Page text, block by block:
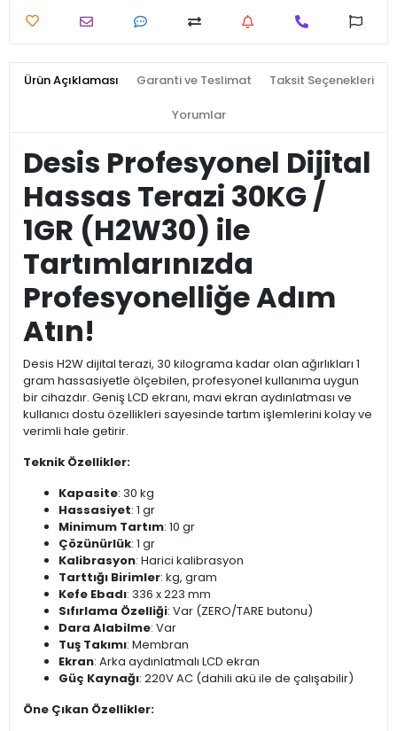
Ürün Açıklaması Garanti ve Teslimat Taksit Seçenekleri
Yorumlar
Desis Profesyonel Dijital
Hassas Terazi 30KG /
1GR (H2W30) ile
Tartımlarınızda
Profesyonelliğe Adım
Atın!
Desis H2W dijital terazi, 30 kilograma kadar olan ağırlıkları 1
gram hassasiyetle ölçebilen, profesyonel kullanıma uygun
bir cihazdır. Geniş LCD ekranı, mavi ekran aydınlatması ve
kullanıcı dostu özellikleri sayesinde tartım işlemlerini kolay ve
verimli hale getirir.
Teknik Özellikler:
Kapasite: 30 kg
Hassasiyet: 1 gr
Minimum Tartım: 10 gr
Çözünürlük: 1 gr
Kalibrasyon: Harici kalibrasyon
Tarttığı Birimler: kg, gram
Kefe Ebadı: 336 x 223 mm
Sıfırlama Özelliği: Var (ZERO/TARE butonu)
Dara Alabilme: Var
Tuş Takımı: Membran
Ekran: Arka aydınlatmalı LCD ekran
Güç Kaynağı: 220V AC (dahili akü ile de çalışabilir)
Öne Çıkan Özellikler: